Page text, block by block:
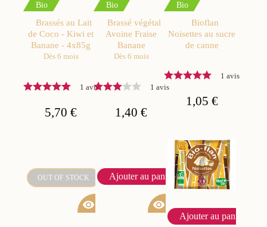
Bio
Brassés au Lait
de Coco - Kiwi et
Banane - 4x85g
Dès 6 mois
1 avis
5,70 €
OUT OF STOCK
visibility
Bio
Brassé végétal
Avoine Fraise
Banane
Dès 6 mois
1 avis
1,40 €
Ajouter au panier
visibility
Bio
Bioflan
Noisettes au sucre
de canne
1 avis
1,05 €
Ajouter au panier